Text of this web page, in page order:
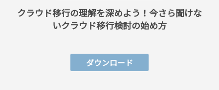
クラウド移行の理解を深めよう！今さら聞けな
いクラウド移行検討の始め方
ダウンロード